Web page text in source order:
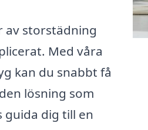
storstädning
Med våra
kan du snabbt få
lösning som
guida dig till en